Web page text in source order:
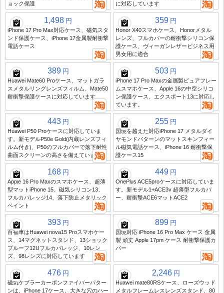
ョック保護
に対応しています
1,498 円
iPhone 17 Pro Max対応ケース、磁気スタ
ンド保護ケース、iPhone 17金属製耐衝撃
電話ケース
359 円
Honor X40スマホケース、Honorメタル
レンズ、フルカバーの耐衝撃シリコン保
護ケース、ヴィーガンレザービジネス用
男女用に適合
389 円
Huawei Mate60 Proケース、マットガラ
スメタルリングレンズフィルム、Mate50
耐衝撃保護ケースに対応しています
503 円
iPhone 17 Pro Maxの金属製ピュアフレー
ムスマホケース、Apple 16の中空シリコ
ン保護ケース、エクスポート13に対応し
ています。
443 円
Huawei P50 Proケースに対応していま
す。新モデルP50e Gold(内蔵レンズフィ
ルム付き)、P50のフルカバーで落下耐性
曲面スクリーンの高さを備えています
255 円
国境を越えた対応iPhone 17 メタルダイ
ヤモンドパターンのマットスキンフィー
ル磁気電話ケース、iPhone 16 耐衝撃保
護ケース15
168 円
Apple 16 Pro Maxのスマホケース、超薄
型マットiPhone 15、磁気シリコン13、
フルカバレッジ14、落下防止メタリック
ペイント
449 円
OnePlus ACE5proケースに対応していま
す。新モデル1+ACE3v 超薄型フルカバ
ー、耐衝撃ACE6マットACE2
393 円
百福車はHuawei nova15 Proスマホケー
ス、14マグネットスタンド、13ショック
プルーフ12Uフルカバレッジ、10レン
ズ、98レンズに対応しています
899 円
国境対応 iPhone 16 Pro Max ケース 金属
製 頑丈 Apple 17pm ケース 耐衝撃保護カ
バー
476 円
磁気ケブラーカーボンファイバーパター
ンは、iPhone 17ケース、大きな穴のハー
2,246 円
Huawei mate80RSケース、ローズウッド
メタルフレームレスレンズスタンド、80